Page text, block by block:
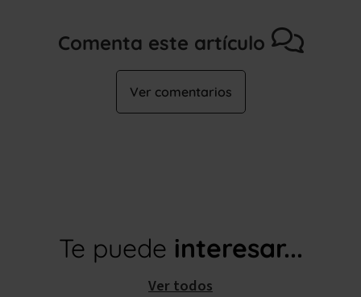
Comenta este artículo
Ver comentarios
Te puede interesar...
Ver todos